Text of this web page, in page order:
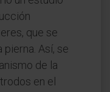
que se
pierna. Así, se
de la
en el